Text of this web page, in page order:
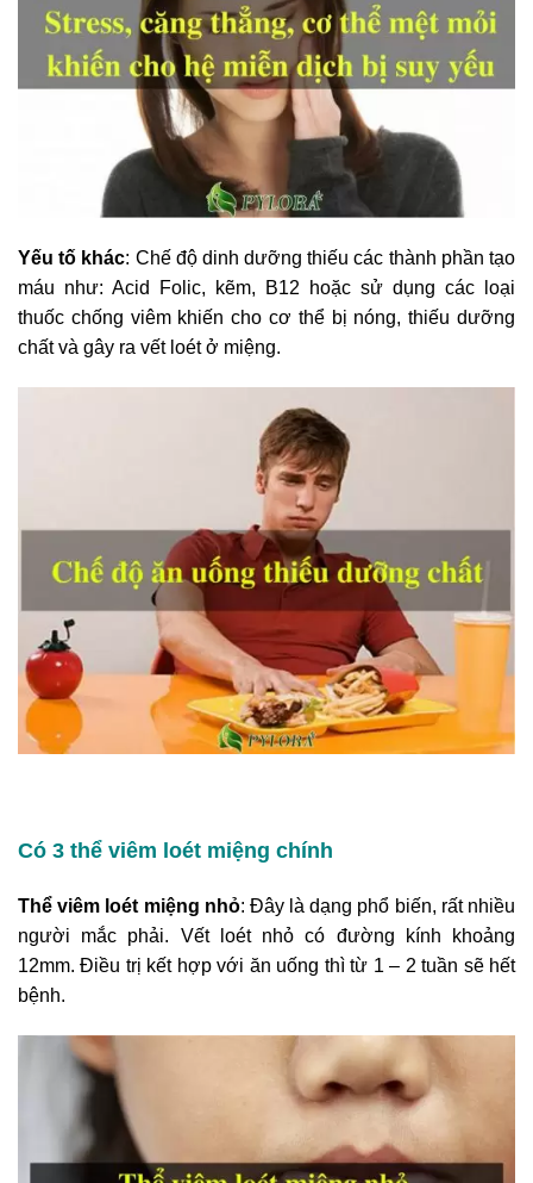
Yếu tố khác: Chế độ dinh dưỡng thiếu các thành phần tạo
máu như: Acid Folic, kẽm, B12 hoặc sử dụng các loại
thuốc chống viêm khiến cho cơ thể bị nóng, thiếu dưỡng
chất và gây ra vết loét ở miệng.
Có 3 thể viêm loét miệng chính
Thể viêm loét miệng nhỏ: Đây là dạng phổ biến, rất nhiều
người mắc phải. Vết loét nhỏ có đường kính khoảng
12mm. Điều trị kết hợp với ăn uống thì từ 1 – 2 tuần sẽ hết
bệnh.